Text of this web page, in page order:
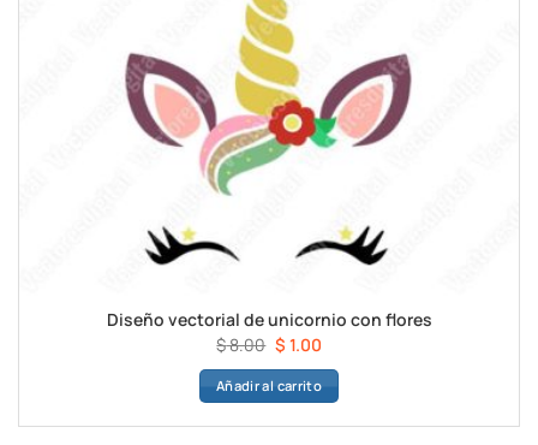
Diseño vectorial de unicornio con flores
$8.00 El
precio
original
$ 8.00.
$ 1.00El
precio
actual
$ 1.00.
Añadir al carrito